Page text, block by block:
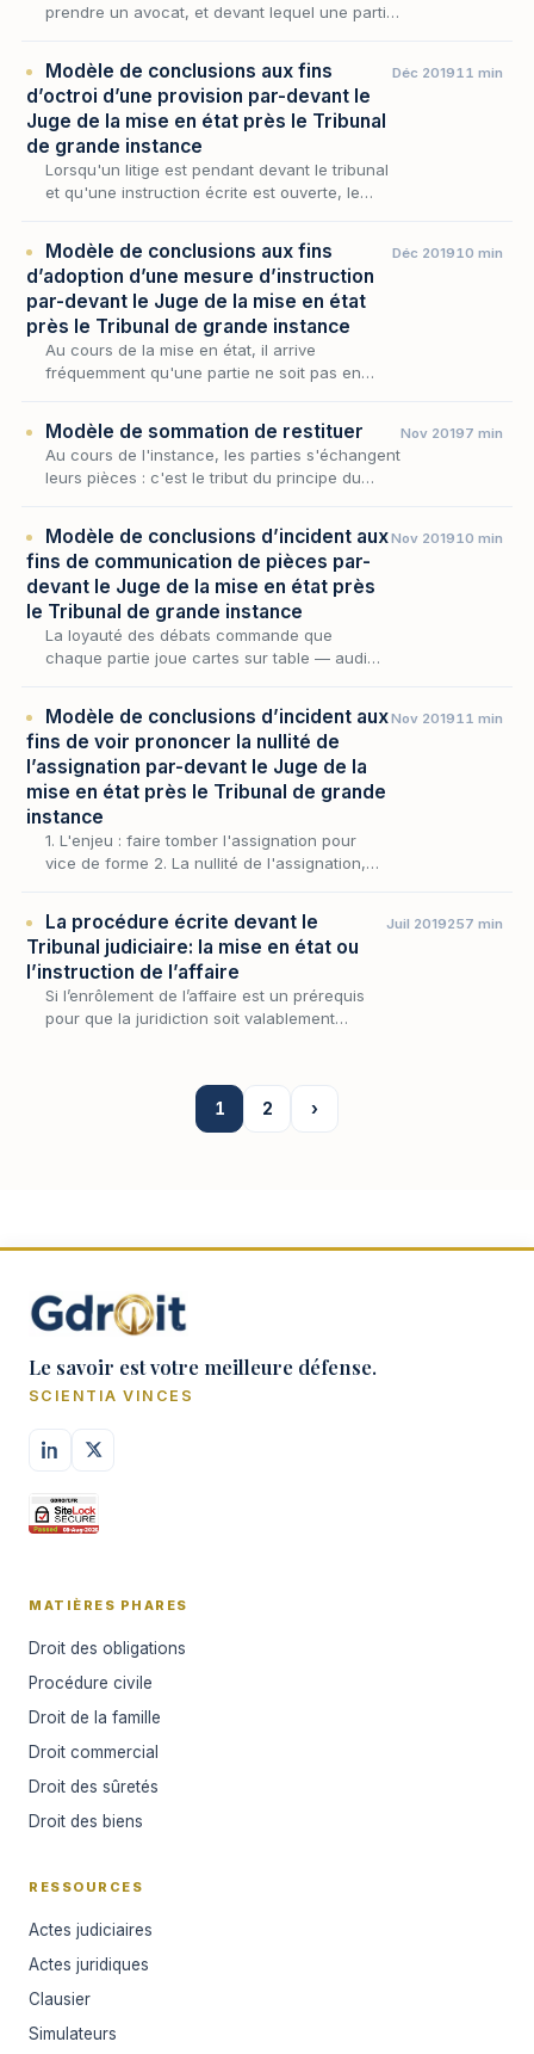
prendre un avocat, et devant lequel une partie
mêm…
Modèle de conclusions aux fins
d’octroi d’une provision par-devant le
Juge de la mise en état près le Tribunal
de grande instance
Lorsqu'un litige est pendant devant le tribunal
et qu'une instruction écrite est ouverte, le
prem…
Déc 201911 min
Modèle de conclusions aux fins
d’adoption d’une mesure d’instruction
par-devant le Juge de la mise en état
près le Tribunal de grande instance
Au cours de la mise en état, il arrive
fréquemment qu'une partie ne soit pas en
solution…
Déc 201910 min
Modèle de sommation de restituer
Au cours de l'instance, les parties s'échangent
leurs pièces : c'est le tribut du principe du
Nov 20197 min
Modèle de conclusions d’incident aux
fins de communication de pièces par-
devant le Juge de la mise en état près
le Tribunal de grande instance
La loyauté des débats commande que
chaque partie joue cartes sur table — audi
pièce doit…
Nov 201910 min
Modèle de conclusions d’incident aux
fins de voir prononcer la nullité de
l’assignation par-devant le Juge de la
mise en état près le Tribunal de grande
instance
1. L'enjeu : faire tomber l'assignation pour
vice de forme 2. La nullité de l'assignation,
exig…
Nov 201911 min
La procédure écrite devant le
Tribunal judiciaire: la mise en état ou
l’instruction de l’affaire
Si l’enrôlement de l’affaire est un prérequis
pour que la juridiction soit valablement
Juil 2019257 min
1 2 ›
Le savoir est votre meilleure défense.
SCIENTIA VINCES
MATIÈRES PHARES
Droit des obligations
Procédure civile
Droit de la famille
Droit commercial
Droit des sûretés
Droit des biens
RESSOURCES
Actes judiciaires
Actes juridiques
Clausier
Simulateurs